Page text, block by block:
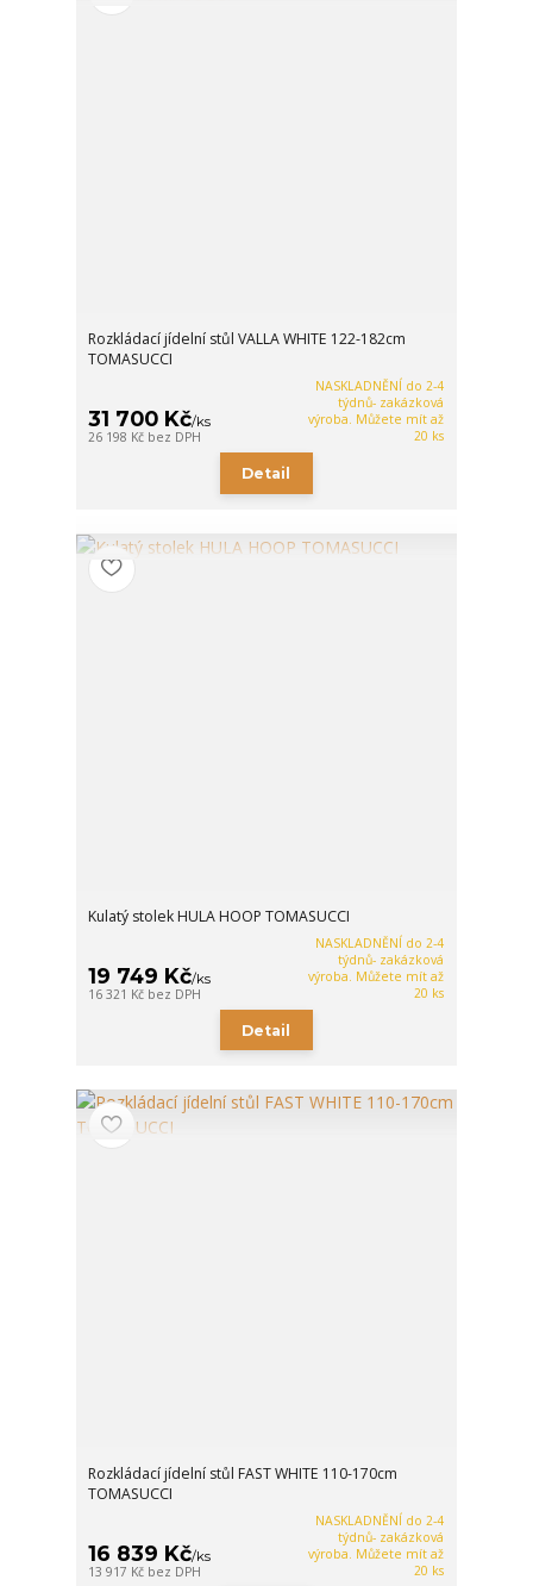
Rozkládací jídelní stůl VALLA WHITE 122-182cm
TOMASUCCI
31 700 Kč/ks
26 198 Kč bez DPH
NASKLADNĚNÍ do 2-4
týdnů- zakázková
výroba. Můžete mít až
20 ks
Detail
Kulatý stolek HULA HOOP TOMASUCCI
19 749 Kč/ks
16 321 Kč bez DPH
NASKLADNĚNÍ do 2-4
týdnů- zakázková
výroba. Můžete mít až
20 ks
Detail
Rozkládací jídelní stůl FAST WHITE 110-170cm
TOMASUCCI
16 839 Kč/ks
13 917 Kč bez DPH
NASKLADNĚNÍ do 2-4
týdnů- zakázková
výroba. Můžete mít až
20 ks